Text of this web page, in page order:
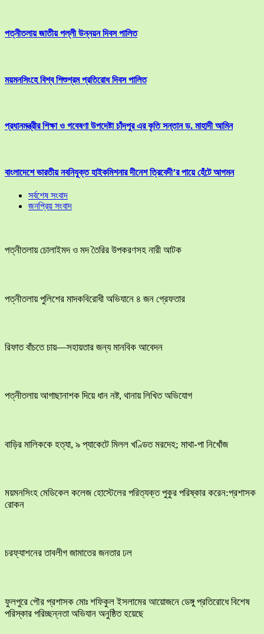
পত্নীতলায় জাতীয় পল্লী উন্নয়ন দিবস পালিত
ময়মনসিংহে বিশ্ব শিশুশ্রম প্রতিরোধ দিবস পালিত
প্রধানমন্ত্রীর শিক্ষা ও গবেষণা উপদেষ্টা চাঁদপুর এর কৃতি সন্তান ড. মাহাদী আমিন
বাংলাদেশে ভারতীয় নবনিযুক্ত হাইকমিশনার দীনেশ ত্রিবেদী’র পায়ে হেঁটে আগমন
সর্বশেষ সংবাদ
জনপ্রিয় সংবাদ
পত্নীতলায় চোলাইমদ ও মদ তৈরির উপকরণসহ নারী আটক
পত্নীতলায় পুলিশের মাদকবিরোধী অভিযানে ৪ জন গ্রেফতার
রিফাত বাঁচতে চায়—সহায়তার জন্য মানবিক আবেদন
পত্নীতলায় আগাছানাশক দিয়ে ধান নষ্ট, থানায় লিখিত অভিযোগ
বাড়ির মালিককে হত্যা, ৯ প্যাকেটে মিলল খণ্ডিত মরদেহ; মাথা-পা নিখোঁজ
ময়মনসিংহ মেডিকেল কলেজ হোস্টেলের পরিত্যক্ত পুকুর পরিষ্কার করেন:প্রশাসক
রোকন
চরফ্যাশনের তাবলীগ জামাতের জনতার ঢল
ফুলপুরে পৌর প্রশাসক মোঃ শফিকুল ইসলামের আয়োজনে ডেঙ্গু প্রতিরোধে বিশেষ
পরিস্কার পরিচ্ছন্নতা অভিযান অনুষ্ঠিত হয়েছে